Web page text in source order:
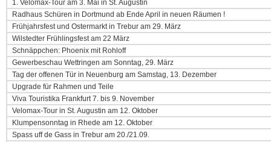
1. Velomax-Tour am 3. Mai in St. Augustin
Radhaus Schüren in Dortmund ab Ende April in neuen Räumen !
Frühjahrsfest und Ostermarkt in Trebur am 29. März
Wilstedter Frühlingsfest am 22 März
Schnäppchen: Phoenix mit Rohloff
Gewerbeschau Wettringen am Sonntag, 29. März
Tag der offenen Tür in Neuenburg am Samstag, 13. Dezember
Upgrade für Rahmen und Teile
Viva Touristika Frankfurt 7. bis 9. November
Velomax-Tour in St. Augustin am 12. Oktober
Klumpensonntag in Rhede am 12. Oktober
Spass uff de Gass in Trebur am 20./21.09.